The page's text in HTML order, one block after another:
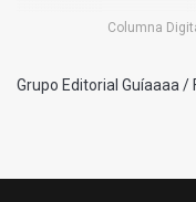
Columna
Grupo Editorial Guíaaaa /